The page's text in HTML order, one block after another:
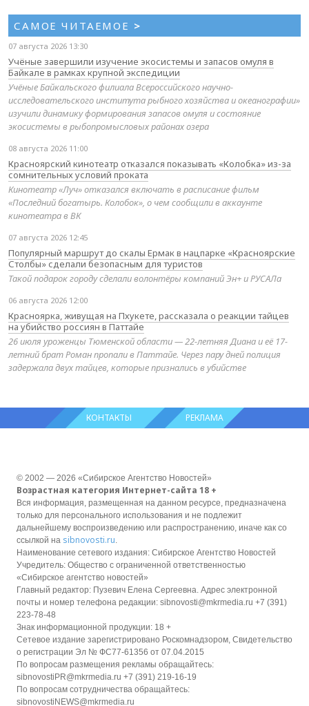
САМОЕ ЧИТАЕМОЕ >
07 августа 2026 13:30
Учёные завершили изучение экосистемы и запасов омуля в
Байкале в рамках крупной экспедиции
Учёные Байкальского филиала Всероссийского научно-
исследовательского института рыбного хозяйства и океанографии»
изучили динамику формирования запасов омуля и состояние
экосистемы в рыбопромысловых районах озера
08 августа 2026 11:00
Красноярский кинотеатр отказался показывать «Колобка» из-за
сомнительных условий проката
Кинотеатр «Луч» отказался включать в расписание фильм
«Последний богатырь. Колобок», о чем сообщили в аккаунте
кинотеатра в ВК
07 августа 2026 12:45
Популярный маршрут до скалы Ермак в нацпарке «Красноярские
Столбы» сделали безопасным для туристов
Такой подарок городу сделали волонтёры компаний Эн+ и РУСАЛа
06 августа 2026 12:00
Красноярка, живущая на Пхукете, рассказала о реакции тайцев
на убийство россиян в Паттайе
26 июля уроженцы Тюменской области — 22-летняя Диана и её 17-
летний брат Роман пропали в Паттайе. Через пару дней полиция
задержала двух тайцев, которые признались в убийстве
КОНТАКТЫ РЕКЛАМА
© 2002 — 2026 «Сибирское Агентство Новостей»
Возрастная категория Интернет-сайта 18 +
Вся информация, размещенная на данном ресурсе, предназначена
только для персонального использования и не подлежит
дальнейшему воспроизведению или распространению, иначе как со
ссылкой на sibnovosti.ru.
Наименование сетевого издания: Сибирское Агентство Новостей
Учредитель: Общество с ограниченной ответственностью
«Сибирское агентство новостей»
Главный редактор: Пузевич Елена Сергеевна. Адрес электронной
почты и номер телефона редакции: sibnovosti@mkrmedia.ru +7 (391)
223-78-48
Знак информационной продукции: 18 +
Сетевое издание зарегистрировано Роскомнадзором, Свидетельство
о регистрации Эл № ФС77-61356 от 07.04.2015
По вопросам размещения рекламы обращайтесь:
sibnovostiPR@mkrmedia.ru +7 (391) 219-16-19
По вопросам сотрудничества обращайтесь:
sibnovostiNEWS@mkrmedia.ru